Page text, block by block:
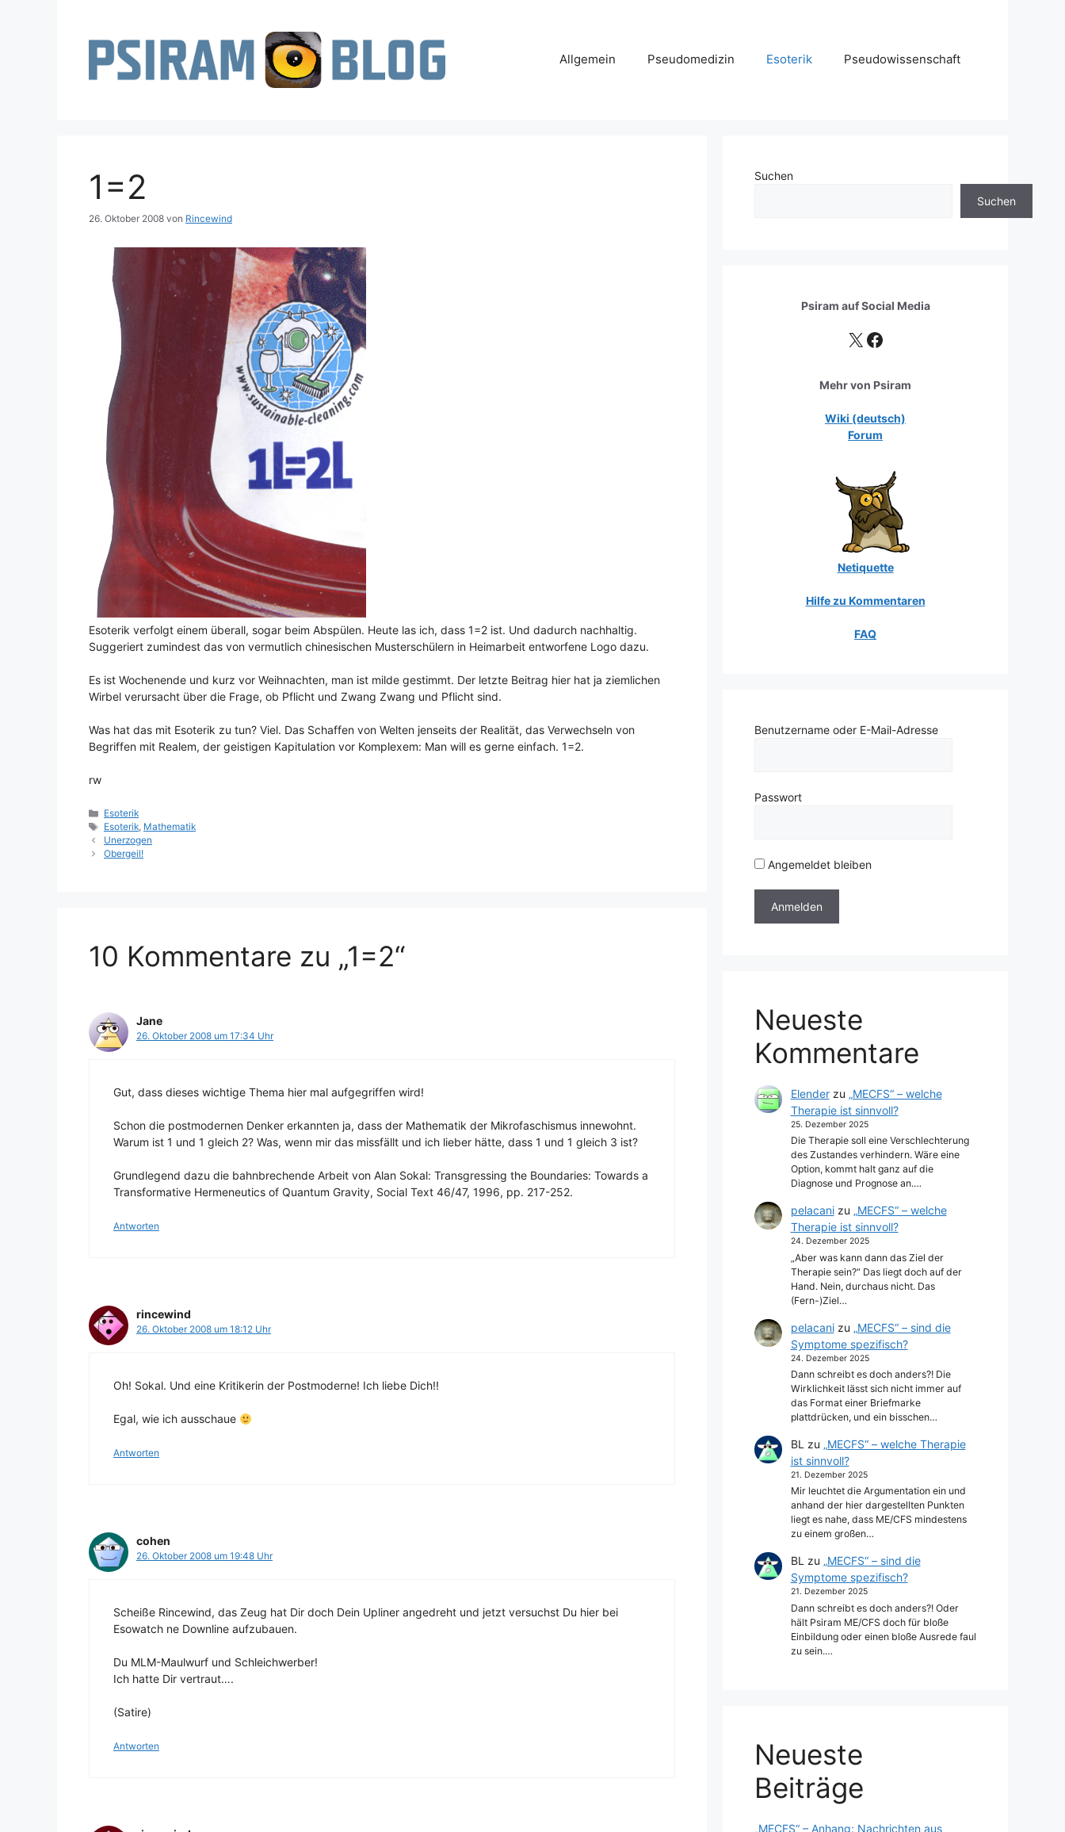
Allgemein Pseudomedizin Esoterik Pseudowissenschaft
1=2
26. Oktober 2008 von Rincewind
Esoterik verfolgt einem überall, sogar beim Abspülen. Heute las ich, dass 1=2 ist. Und dadurch nachhaltig.
Suggeriert zumindest das von vermutlich chinesischen Musterschülern in Heimarbeit entworfene Logo dazu.
Es ist Wochenende und kurz vor Weihnachten, man ist milde gestimmt. Der letzte Beitrag hier hat ja ziemlichen
Wirbel verursacht über die Frage, ob Pflicht und Zwang Zwang und Pflicht sind.
Was hat das mit Esoterik zu tun? Viel. Das Schaffen von Welten jenseits der Realität, das Verwechseln von
Begriffen mit Realem, der geistigen Kapitulation vor Komplexem: Man will es gerne einfach. 1=2.
rw
Kategorien
Esoterik
Schlagwörter
Esoterik, Mathematik
Unerzogen
Obergeil!
10 Kommentare zu „1=2“
Jane
26. Oktober 2008 um 17:34 Uhr
Gut, dass dieses wichtige Thema hier mal aufgegriffen wird!
Schon die postmodernen Denker erkannten ja, dass der Mathematik der Mikrofaschismus innewohnt.
Warum ist 1 und 1 gleich 2? Was, wenn mir das missfällt und ich lieber hätte, dass 1 und 1 gleich 3 ist?
Grundlegend dazu die bahnbrechende Arbeit von Alan Sokal: Transgressing the Boundaries: Towards a
Transformative Hermeneutics of Quantum Gravity, Social Text 46/47, 1996, pp. 217-252.
Antworten
rincewind
26. Oktober 2008 um 18:12 Uhr
Oh! Sokal. Und eine Kritikerin der Postmoderne! Ich liebe Dich!!
Egal, wie ich ausschaue
Antworten
cohen
26. Oktober 2008 um 19:48 Uhr
Scheiße Rincewind, das Zeug hat Dir doch Dein Upliner angedreht und jetzt versuchst Du hier bei
Esowatch ne Downline aufzubauen.
Du MLM-Maulwurf und Schleichwerber!
Ich hatte Dir vertraut….
(Satire)
Antworten
Suchen
Suchen
Psiram aufSocial Media
X Facebook
Mehr von Psiram
Wiki (deutsch)
Forum
Netiquette
Hilfe zu Kommentaren
FAQ
Benutzername oder E-Mail-Adresse
Passwort
Angemeldet bleiben
Neueste
Kommentare
Elenderzu „MECFS“ – welche
Therapie ist sinnvoll?
25. Dezember 2025
Die Therapie soll eine Verschlechterung
des Zustandes verhindern. Wäre eine
Option, kommt halt ganz auf die
Diagnose und Prognose an.…
pelacanizu „MECFS“ – welche
Therapie ist sinnvoll?
24. Dezember 2025
„Aber was kann dann das Ziel der
Therapie sein?“ Das liegt doch auf der
Hand. Nein, durchaus nicht. Das
(Fern-)Ziel…
pelacanizu „MECFS“ – sind die
Symptome spezifisch?
24. Dezember 2025
Dann schreibt es doch anders?! Die
Wirklichkeit lässt sich nicht immer auf
das Format einer Briefmarke
plattdrücken, und ein bisschen…
BL zu „MECFS“ – welche Therapie
ist sinnvoll?
21. Dezember 2025
Mir leuchtet die Argumentation ein und
anhand der hier dargestellten Punkten
liegt es nahe, dass ME/CFS mindestens
zu einem großen…
BL zu „MECFS“ – sind die
Symptome spezifisch?
21. Dezember 2025
Dann schreibt es doch anders?! Oder
hält Psiram ME/CFS doch für bloße
Einbildung oder einen bloße Ausrede faul
zu sein.…
Neueste
Beiträge
„MECFS“ – Anhang: Nachrichten aus